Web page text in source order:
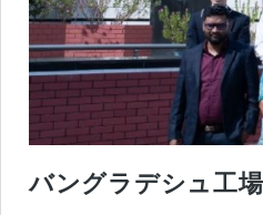
バングラデシュ工